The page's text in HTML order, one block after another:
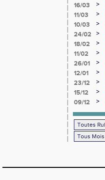
16/03 >
11/03
>
10/03
>
24/02
>
18/02 >
11/02 >
26/01
>
12/01 >
23/12
>
15/12
>
09/12
>